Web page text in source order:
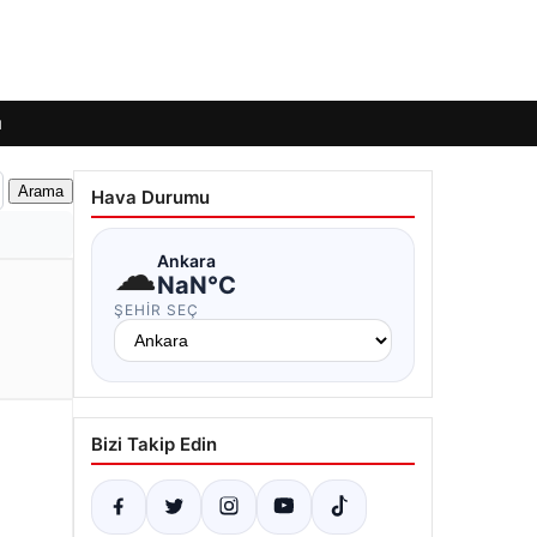
Hava Durumu
☁Ankara
NaN°C
ŞEHIR SEÇ
Bizi Takip Edin